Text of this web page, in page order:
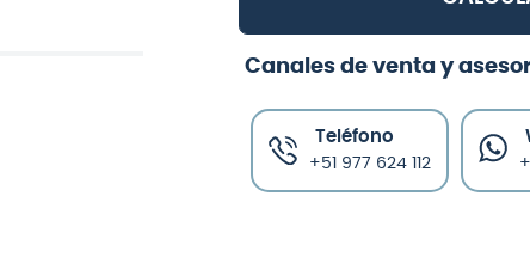
Canales de venta y
Teléfono
+51 977 624 112